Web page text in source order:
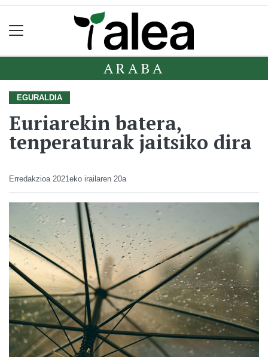
ARABA
EGURALDIA
Euriarekin batera,
tenperaturak jaitsiko dira
Erredakzioa 2021eko irailaren 20a